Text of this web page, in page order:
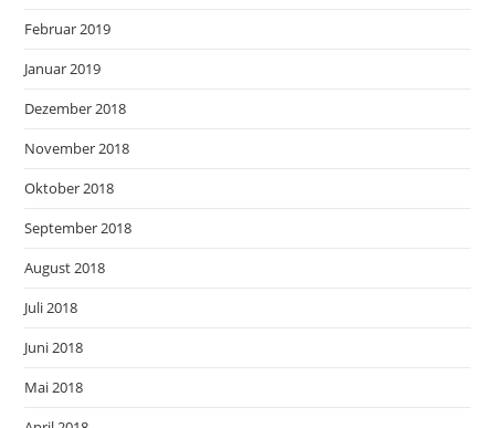
Februar 2019
Januar 2019
Dezember 2018
November 2018
Oktober 2018
September 2018
August 2018
Juli 2018
Juni 2018
Mai 2018